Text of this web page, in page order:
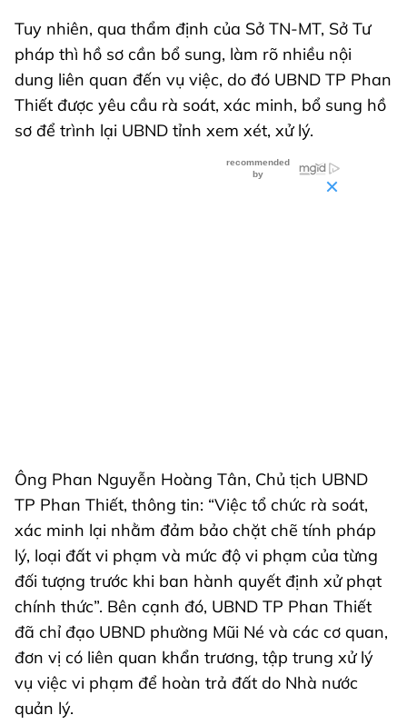
Tuy nhiên, qua thẩm định của Sở TN-MT, Sở Tư
pháp thì hồ sơ cần bổ sung, làm rõ nhiều nội
dung liên quan đến vụ việc, do đó UBND TP Phan
Thiết được yêu cầu rà soát, xác minh, bổ sung hồ
sơ để trình lại UBND tỉnh xem xét, xử lý.
Ông Phan Nguyễn Hoàng Tân, Chủ tịch UBND
TP Phan Thiết, thông tin: “Việc tổ chức rà soát,
xác minh lại nhằm đảm bảo chặt chẽ tính pháp
lý, loại đất vi phạm và mức độ vi phạm của từng
đối tượng trước khi ban hành quyết định xử phạt
chính thức”. Bên cạnh đó, UBND TP Phan Thiết
đã chỉ đạo UBND phường Mũi Né và các cơ quan,
đơn vị có liên quan khẩn trương, tập trung xử lý
vụ việc vi phạm để hoàn trả đất do Nhà nước
quản lý.